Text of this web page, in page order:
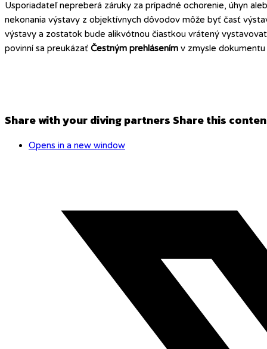
Usporiadateľ nepreberá záruky za prípadné ochorenie, úhyn
nekonania výstavy z objektívnych dôvodov môže byť časť
výstavy a zostatok bude alikvótnou čiastkou vrátený
povinní sa preukázať Čestným prehlásením v zmysle
Share with your diving partners Share this
Opens in a new window